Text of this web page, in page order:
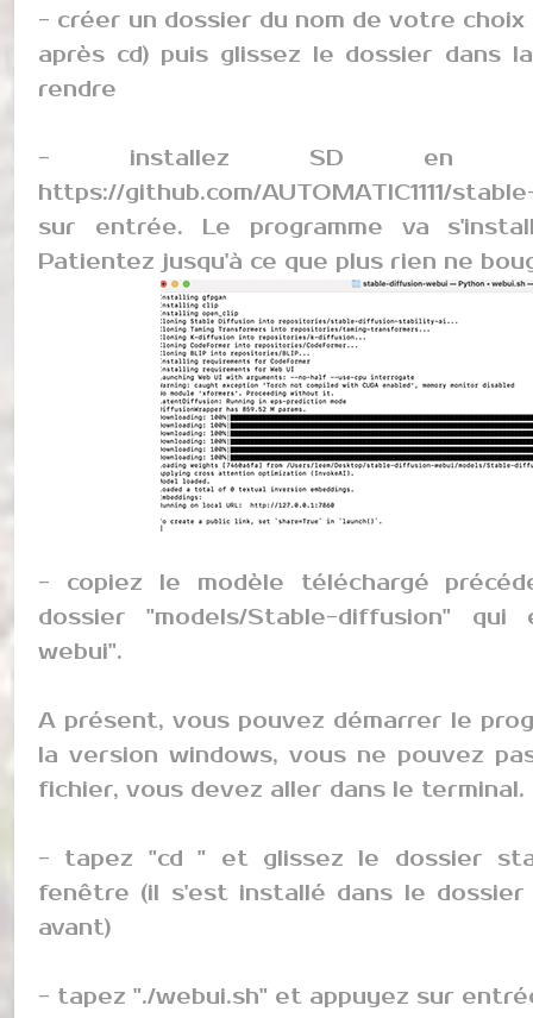
- créer un dossier du nom de votre
après cd) puis glissez le dossier dans
rendre
- installez SD en
https://github.com/AUTOMATIC1111/
sur entrée. Le programme va
Patientez jusqu'à ce que plus rien ne
- copiez le modèle téléchargé
dossier "models/Stable-diffusion"
webui".
A présent, vous pouvez démarrer le
la version windows, vous ne pouvez
fichier, vous devez aller dans le terminal.
- tapez "cd " et glissez le dossier
fenêtre (il s'est installé dans le
avant)
- tapez "./webui.sh" et appuyez sur